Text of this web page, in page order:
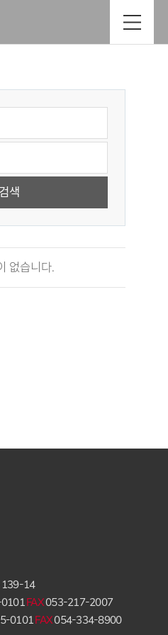
없습니다.
139-14
FAX053-217-2007
0101FAX054-334-8900